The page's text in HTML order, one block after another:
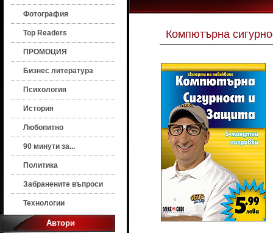
Фотография
Top Readers
ПРОМОЦИЯ
Бизнес литература
Психология
История
Любопитно
90 минути за...
Политика
Забранените въпроси
Технологии
Автори
Компютърна